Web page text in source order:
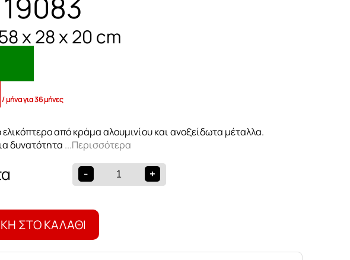
Μπουφέδες
x 28 x 20 cm
/ μήνα για 36 μήνες
από κράμα αλουμινίου και ανοξείδωτα μέταλλα.
δυνατότητα ...Περισσότερα
- +
ΣΤΟ ΚΑΛΆΘΙ